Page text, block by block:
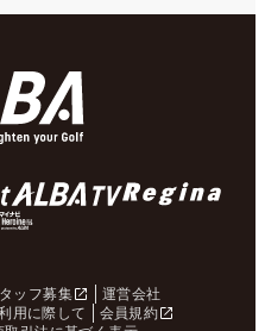
ッフ募集
運営会社
用に際して
会員規約